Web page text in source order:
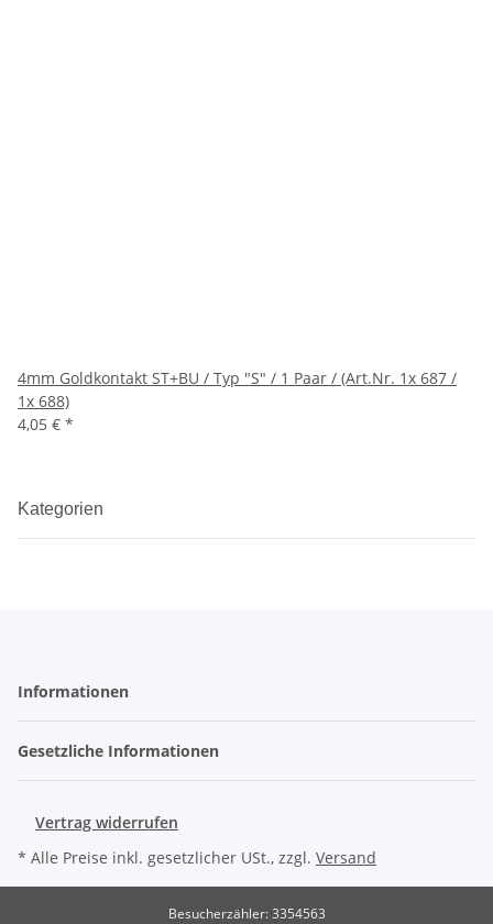
4mm Goldkontakt ST+BU / Typ "S" / 1 Paar / (Art.Nr. 1x 687 /
1x 688)
4,05 € *
Kategorien
Informationen
Gesetzliche Informationen
Vertrag widerrufen
* Alle Preise inkl. gesetzlicher USt., zzgl. Versand
Besucherzähler: 3354563